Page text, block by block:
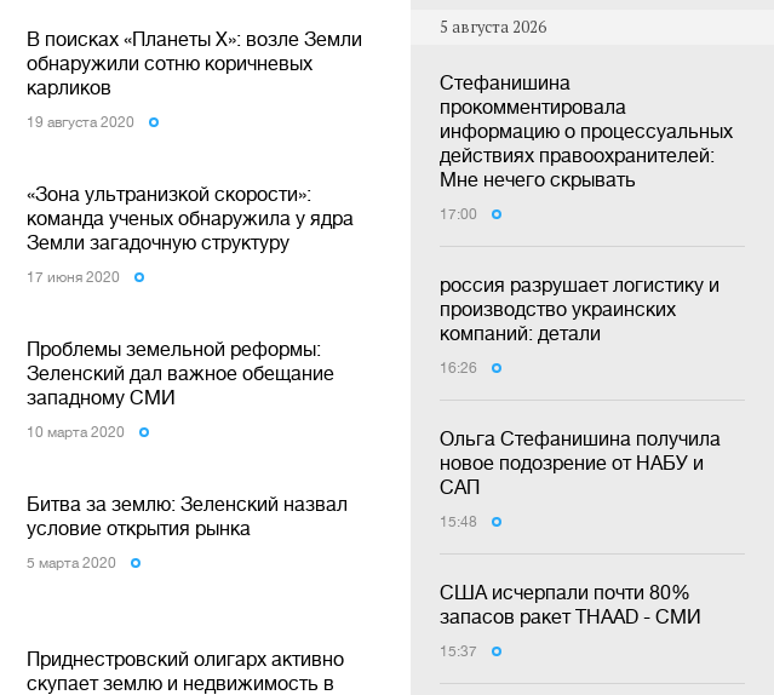
5 августа 2026
Стефанишина
прокомментировала
информацию о процессуальных
действиях правоохранителей:
Мне нечего скрывать
17:00
россия разрушает логистику и
производство украинских
компаний: детали
16:26
Ольга Стефанишина получила
новое подозрение от НАБУ и
САП
15:48
США исчерпали почти 80%
запасов ракет THAAD - СМИ
15:37
В поисках «Планеты Х»: возле Земли
обнаружили сотню коричневых
карликов
19 августа 2020
«Зона ультранизкой скорости»:
команда ученых обнаружила у ядра
Земли загадочную структуру
17 июня 2020
Проблемы земельной реформы:
Зеленский дал важное обещание
западному СМИ
10 марта 2020
Битва за землю: Зеленский назвал
условие открытия рынка
5 марта 2020
Приднестровский олигарх активно
скупает землю и недвижимость в